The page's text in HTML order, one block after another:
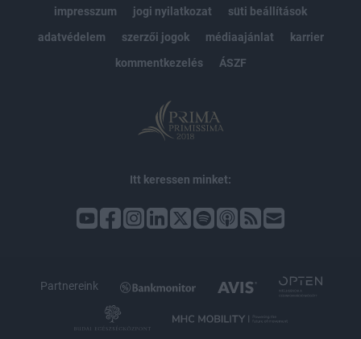
impresszum
jogi nyilatkozat
süti beállítások
adatvédelem
szerzői jogok médiaajánlat
karrier
kommentkezelés
ÁSZF
Itt keressen minket:
Partnereink